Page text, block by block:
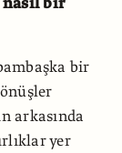
bir
arkasında
yer